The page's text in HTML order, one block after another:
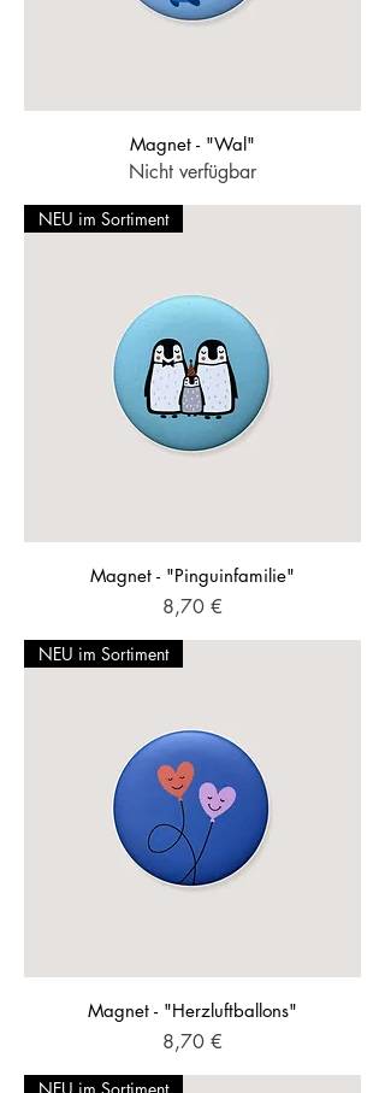
Magnet - "Wal"
Nicht verfügbar
NEU im Sortiment
Magnet - "Pinguinfamilie"
Preis
8,70 €
NEU im Sortiment
Magnet - "Herzluftballons"
Preis
8,70 €